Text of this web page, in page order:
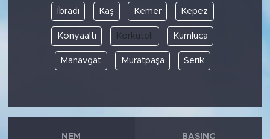
İbradı Kaş Kemer Kepez
Konyaaltı Korkuteli Kumluca
Manavgat Muratpaşa Serik
NEM BASINÇ